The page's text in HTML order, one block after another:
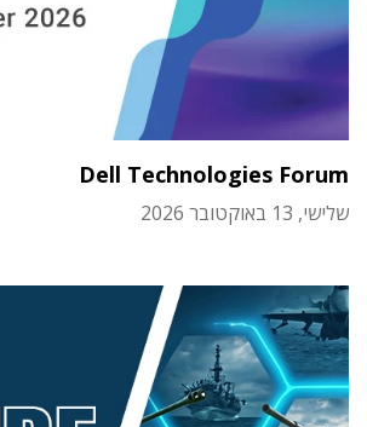
Dell Technologies Forum
שלישי, 13 באוקטובר 2026